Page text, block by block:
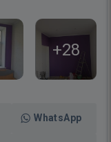
+28
WhatsApp